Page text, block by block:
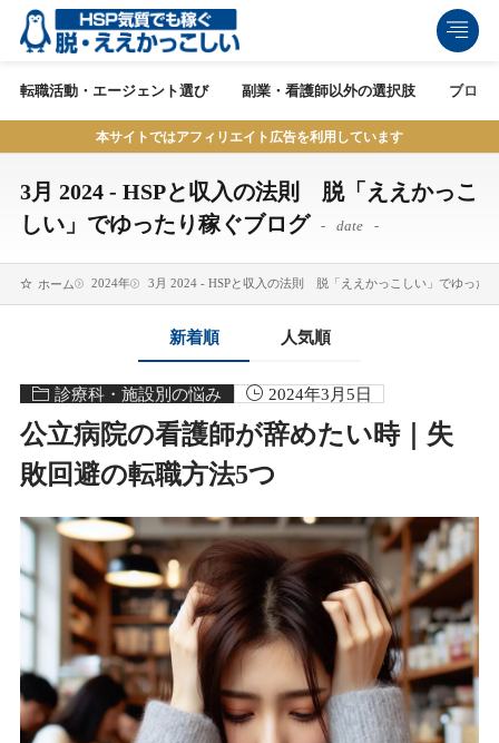
転職活動・エージェント選び 副業・看護師以外の選択肢 ブログ
本サイトではアフィリエイト広告を利用しています
3月 2024 - HSPと収入の法則 脱「ええかっこ
しい」でゆったり稼ぐブログ
date
ホーム 2024年 3月 2024 - HSPと収入の法則 脱「ええかっこしい」でゆった
新着順 人気順
診療科・施設別の悩み 2024年3月5日
公立病院の看護師が辞めたい時｜失
敗回避の転職方法5つ